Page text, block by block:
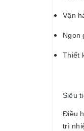
Vận
Ngon
Thiết
Siêu
Điều
trì